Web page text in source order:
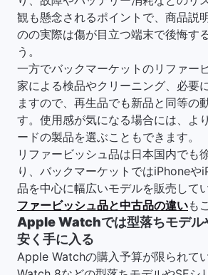
観も懸念されるポイントで、商品説
のの実際は傷が目立つ端末で後悔す
う。
一方でバックマーケットのリファー
家による検品やクリーニング、必要
ますので、再生品でも新品と同等の
す。使用感が気になる場合には、よ
ードの製品を選ぶこともできます。
リファービッシュ品は日本国内でも
り、バックマーケットではiPhone
品を中心に幅広いモデルを販売して
ファービッシュ品と中古品の違いも
Apple Watchでは型落ちモデル
安く手に入る
Apple Watchの購入予算が限られて